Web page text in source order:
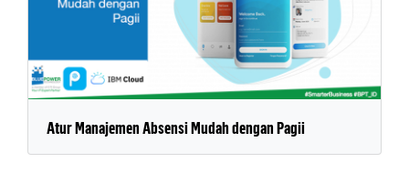
Atur Manajemen Absensi Mudah dengan Pagii